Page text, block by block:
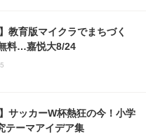
教育版マイクラでまちづく
料…嘉悦大8/24
サッカーW杯熱狂の今！小学
テーマアイデア集